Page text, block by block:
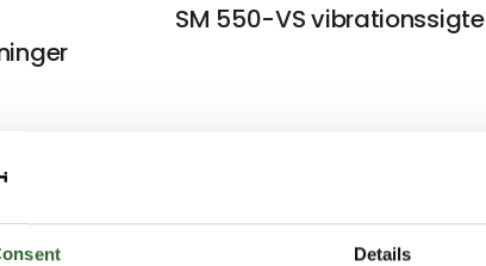
Details
SM 550-VS vibrationssigte